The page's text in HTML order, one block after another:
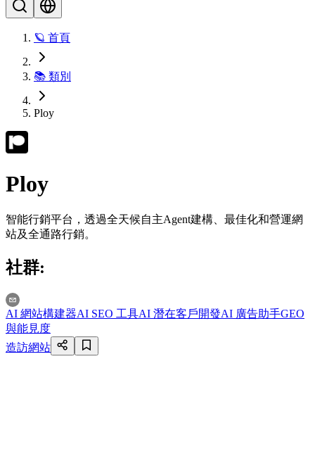
🪐 首頁
📚 類別
Ploy
Ploy
智能行銷平台，透過全天候自主Agent建構、最佳化和營運網
站及全通路行銷。
社群:
AI 網站構建器AI SEO 工具AI 潛在客戶開發AI 廣告助手GEO
與能見度
造訪網站